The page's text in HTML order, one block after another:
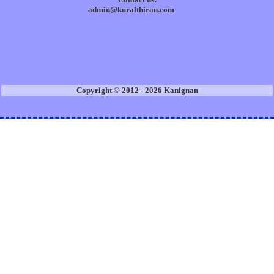
admin@kuralthiran.com
Copyright © 2012 - 2026 Kanignan